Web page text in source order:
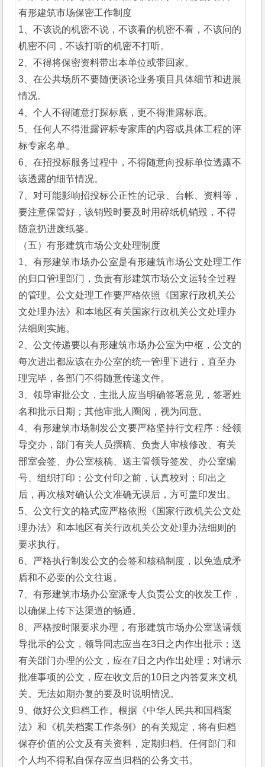
有形建筑市场保密工作制度
1、不该说的机密不说，不该看的机密不看，不该问的
机密不问，不该打听的机密不打听。
2、不得将保密资料带出本单位或带回家。
3、在公共场所不要随便谈论业务项目具体细节和进展
情况。
4、个人不得随意打探标底，更不得泄露标底。
5、任何人不得泄露评标专家库的内容或具体工程的评
标专家名单。
6、在招投标服务过程中，不得随意向投标单位透露不
该透露的细节情况。
7、对可能影响招投标公正性的记录、台帐、资料等，
要注意保管好，该销毁时要及时用碎纸机销毁，不得
随意扔进废纸篓。
（五）有形建筑市场公文处理制度
1、有形建筑市场办公室是有形建筑市场公文处理工作
的归口管理部门，负责有形建筑市场公文运转全过程
的管理。公文处理工作要严格依照《国家行政机关公
文处理办法》和本地区有关国家行政机关公文处理办
法细则实施。
2、公文传递要以有形建筑市场办公室为中枢，公文的
每次进出都应该在办公室的统一管理下进行，直至办
理完毕，各部门不得随意传递文件。
3、领导审批公文，主批人应当明确签署意见，签署姓
名和批示日期；其他审批人圈阅，视为同意。
4、有形建筑市场制发公文要严格坚持行文程序：经领
导交办，部门有关人员撰稿、负责人审核修改、有关
部室会签、办公室核稿、送主管领导签发、办公室编
号、组织打印；公文付印之前，认真校对；印出之
后，再次核对确认公文准确无误后，方可盖印发出。
5、公文行文的格式应严格依照《国家行政机关公文处
理办法》和本地区有关行政机关公文处理办法细则的
要求执行。
6、严格执行制发公文的会签和核稿制度，以免造成矛
盾和不必要的公文往返。
7、有形建筑市场办公室派专人负责公文的收发工作，
以确保上传下达渠道的畅通。
8、严格按时限要求办理，有形建筑市场办公室送请领
导批示的公文，领导同志应当在3日之内作出批示；送
有关部门办理的公文，应在7日之内作出处理；对请示
批准事项的公文，应在收文后的10日之内答复来文机
关。无法如期办复的要及时说明情况。
9、做好公文归档工作。根据《中华人民共和国档案
法》和《机关档案工作条例》的有关规定，将有归档
保存价值的公文及有关资料，定期归档。任何部门和
个人均不得私自保存应当归档的公务文书。